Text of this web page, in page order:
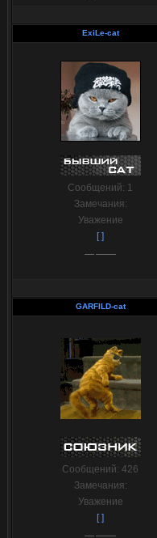
ExiLe-cat
Сообщений: 1
Замечания:
Уважение
[ ]
GARFILD-cat
Сообщений: 426
Замечания:
Уважение
[ ]